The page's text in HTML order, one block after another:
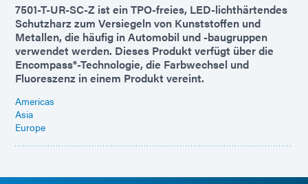
7501-T-UR-SC-Z ist ein TPO-freies, LED-lichthärtendes
Schutzharz zum Versiegeln von Kunststoffen und
Metallen, die häufig in Automobil und -baugruppen
verwendet werden. Dieses Produkt verfügt über die
Encompass®-Technologie, die Farbwechsel und
Fluoreszenz in einem Produkt vereint.
Americas
Asia
Europe